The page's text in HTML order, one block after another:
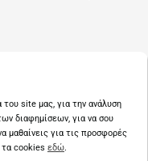
site μας, για την ανάλυση
διαφημίσεων, για να σου
μαθαίνεις για τις προσφορές
τα cookies εδώ.